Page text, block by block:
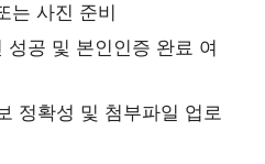
는 사진 준비
성공 및 본인인증 완료 여
정확성 및 첨부파일 업로